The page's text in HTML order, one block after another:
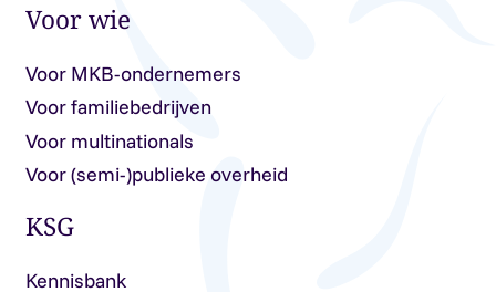
Voor wie
Voor MKB-ondernemers
Voor familiebedrijven
Voor multinationals
Voor (semi-)publieke overheid
KSG
Kennisbank